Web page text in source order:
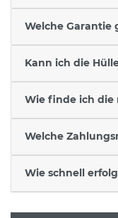
Welche Garantie
Kann ich die
Wie finde ich die
Welche
Wie schnell